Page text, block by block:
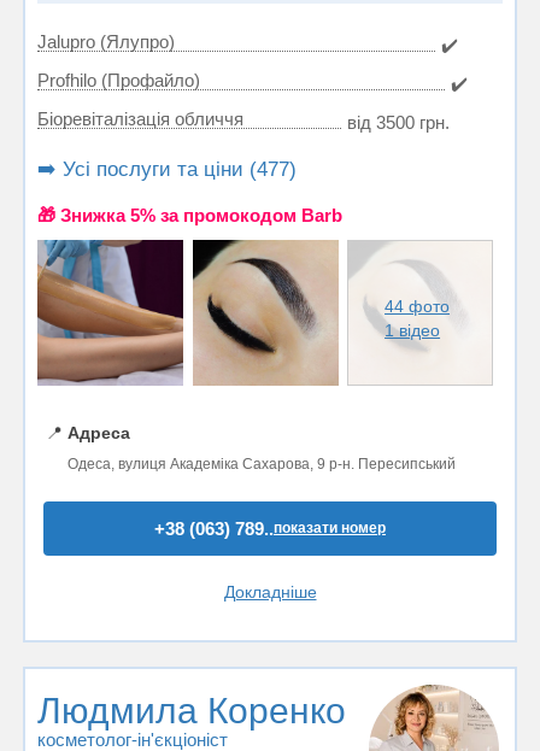
Jalupro (Ялупро)
✔️
Profhilo (Профайло)
✔️
Біоревіталізація обличчя
від 3500 грн.
➡️ Усі послуги та ціни (477)
🎁 Знижка 5% за промокодом Barb
44 фото
1 відео
📍 Адреса
Одеса, вулиця Академіка Сахарова, 9 р-н. Пересипський
+38 (063) 789..показати номер
Докладніше
Людмила Коренко
косметолог-ін'єкціоніст